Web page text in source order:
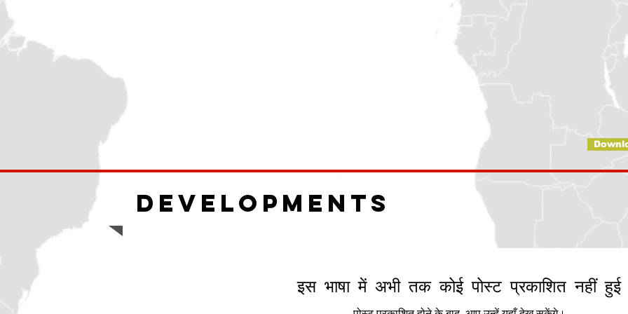
Developments
इस भाषा में अभी तक कोई पोस्ट प्रकाशित नहीं हुई